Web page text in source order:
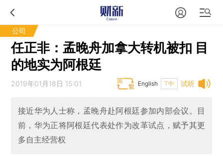
公司
任正非：孟晚舟加拿大转机被扣 目
的地实为阿根廷
试听
2019年01月18日 15:01 T中
English
接近华为人士称，孟晚舟赴阿根廷参加内部会议。目
前，华为正将阿根廷代表处作为改革试点，赋予其更
多自主经营权